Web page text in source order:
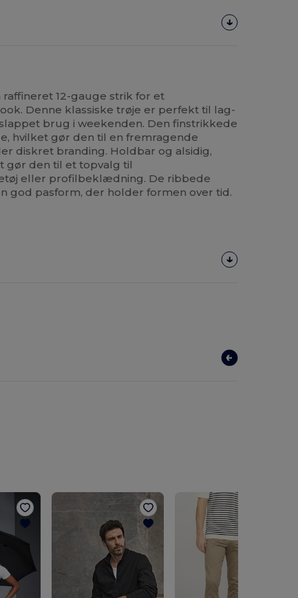
12-gauge strik for et
Denne klassiske trøje er perfekt til lag-
brug i weekenden. Den finstrikkede
hvilket gør den til en fremragende
diskret branding. Holdbar og alsidig,
den til et topvalg til
eller profilbeklædning. De ribbede
god pasform, der holder formen over tid.